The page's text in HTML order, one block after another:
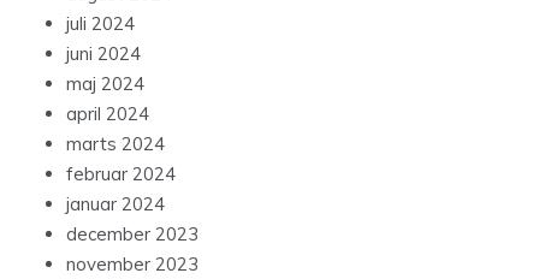
juli 2024
juni 2024
maj 2024
april 2024
marts 2024
februar 2024
januar 2024
december 2023
november 2023